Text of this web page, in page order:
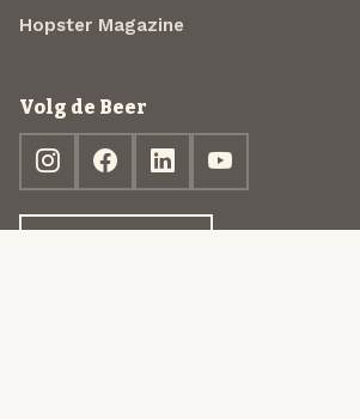
Hopster Magazine
Volg de Beer